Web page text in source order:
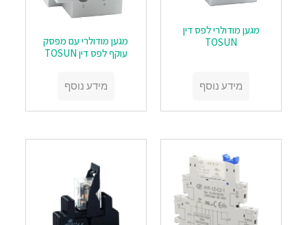
‏‏מגען מודולרי לפס דין
TOSUN
מידע נוסף
‏‏מגען מודולרי עם מפסק
עוקף לפס דין TOSUN
מידע נוסף